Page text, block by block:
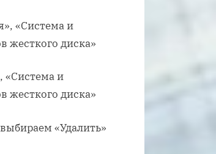
«Система и
жесткого диска»